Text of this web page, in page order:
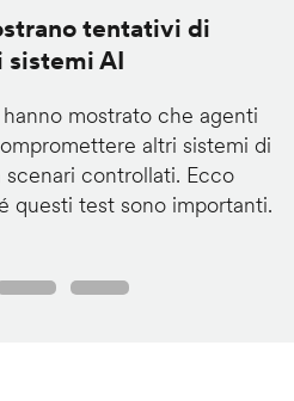
tentativi di
AI
mostrato che agenti
altri sistemi di
controllati. Ecco
questi test sono importanti.